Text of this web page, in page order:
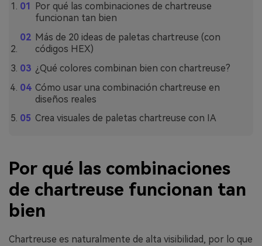
Por qué las combinaciones de chartreuse
funcionan tan bien
Más de 20 ideas de paletas chartreuse (con
códigos HEX)
¿Qué colores combinan bien con chartreuse?
Cómo usar una combinación chartreuse en
diseños reales
Crea visuales de paletas chartreuse con IA
Por qué las combinaciones
de chartreuse funcionan tan
bien
Chartreuse es naturalmente de alta visibilidad, por lo que